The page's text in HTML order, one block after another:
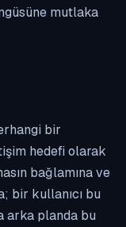
mutlaka
bir
hedefi olarak
bağlamına ve
bir kullanıcı bu
arka planda bu